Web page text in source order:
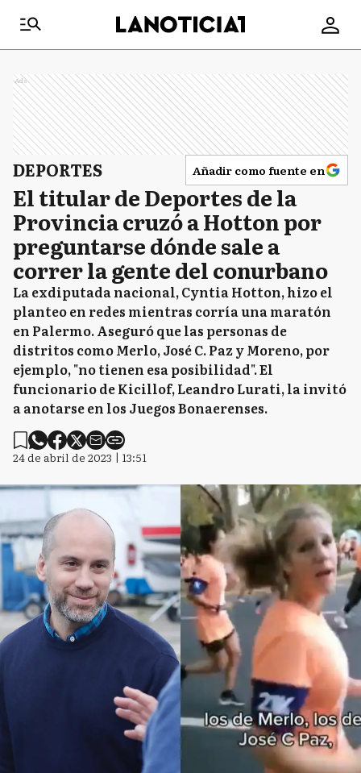
Ads
DEPORTES Añadir como fuente en
El titular de Deportes de la
Provincia cruzó a Hotton por
preguntarse dónde sale a
correr la gente del conurbano
La exdiputada nacional, Cyntia Hotton, hizo el
planteo en redes mientras corría una maratón
en Palermo. Aseguró que las personas de
distritos como Merlo, José C. Paz y Moreno, por
ejemplo, "no tienen esa posibilidad". El
funcionario de Kicillof, Leandro Lurati, la invitó
a anotarse en los Juegos Bonaerenses.
24 de abril de 2023 | 13:51